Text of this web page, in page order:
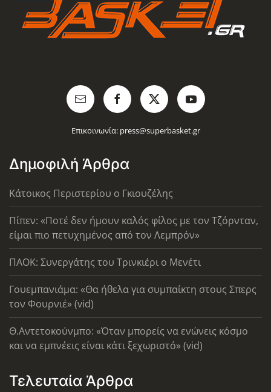
Επικοινωνία: press@superbasket.gr
Δημοφιλή Άρθρα
Κάτοικος Περιστερίου ο Γκιουζέλης
Πίπεν: «Ποτέ δεν ήμουν καλός φίλος με τον Τζόρνταν,
είμαι πιο πετυχημένος από τον Λεμπρόν»
ΠΑΟΚ: Συνεργάτης του Τρινκιέρι ο Μενέτι
Γουεμπανιάμα: «Θα ήθελα για συμπαίκτη στους Σπερς
τον Φουρνιέ» (vid)
Θ.Αντετοκούνμπο: «Όταν μπορείς να ενώνεις κόσμο
και να εμπνέεις είναι κάτι ξεχωριστό» (vid)
Τελευταία Άρθρα